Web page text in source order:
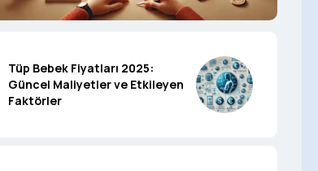
Tüp Bebek Fiyatları 2025:
Güncel Maliyetler ve Etkileyen
Faktörler